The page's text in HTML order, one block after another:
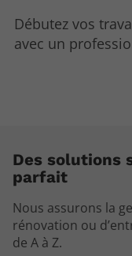
Débutez vos
avec un
Des solutions
parfait
Nous assurons la
rénovation ou
de A à Z.